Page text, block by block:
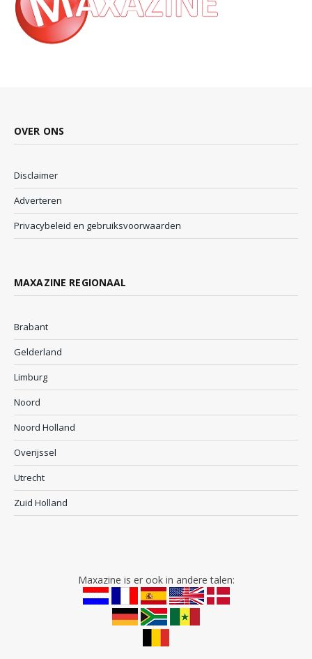
OVER ONS
Disclaimer
Adverteren
Privacybeleid en gebruiksvoorwaarden
MAXAZINE REGIONAAL
Brabant
Gelderland
Limburg
Noord
Noord Holland
Overijssel
Utrecht
Zuid Holland
Maxazine is er ook in andere talen: